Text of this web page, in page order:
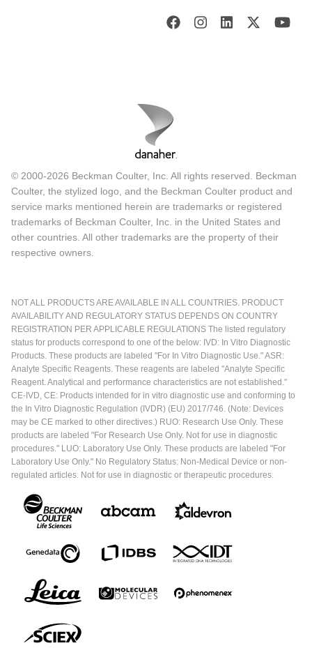
© 2000-2026 Beckman Coulter, Inc. All rights reserved. Beckman
Coulter, the stylized logo, and the Beckman Coulter product and
service marks mentioned herein are trademarks or registered
trademarks of Beckman Coulter, Inc. in the United States and
other countries. All other trademarks are the property of their
respective owners.
NOT ALL PRODUCTS ARE AVAILABLE IN ALL COUNTRIES. PRODUCT
AVAILABILITY AND REGULATORY STATUS DEPENDS ON COUNTRY
REGISTRATION PER APPLICABLE REGULATIONS The listed regulatory
status for products correspond to one of the below: IVD: In Vitro Diagnostic
Products. These products are labeled "For In Vitro Diagnostic Use." ASR:
Analyte Specific Reagents. These reagents are labeled "Analyte Specific
Reagent. Analytical and performance characteristics are not established."
CE-IVD, CE: Products intended for in vitro diagnostic use and conforming to
the In Vitro Diagnostic Regulation (IVDR) (EU) 2017/746. (Note: Devices
may be CE marked to other directives.) RUO: Research Use Only. These
products are labeled "For Research Use Only. Not for use in diagnostic
procedures." LUO: Laboratory Use Only. These products are labeled "For
Laboratory Use Only." No Regulatory Status: Non-Medical Device or non-
regulated articles. Not for use in diagnostic or therapeutic procedures.